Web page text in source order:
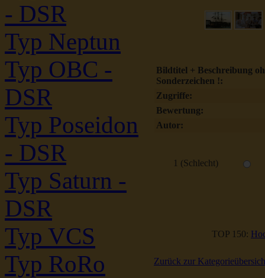
- DSR
Typ Neptun
Typ OBC -
DSR
Typ Poseidon
- DSR
Typ Saturn -
DSR
Typ VCS
Typ RoRo
Bildtitel + Beschreibung
Sonderzeichen !:
Zugriffe:
Bewertung:
Autor:
1 (Schlecht)
TOP 150:
Zurück zur